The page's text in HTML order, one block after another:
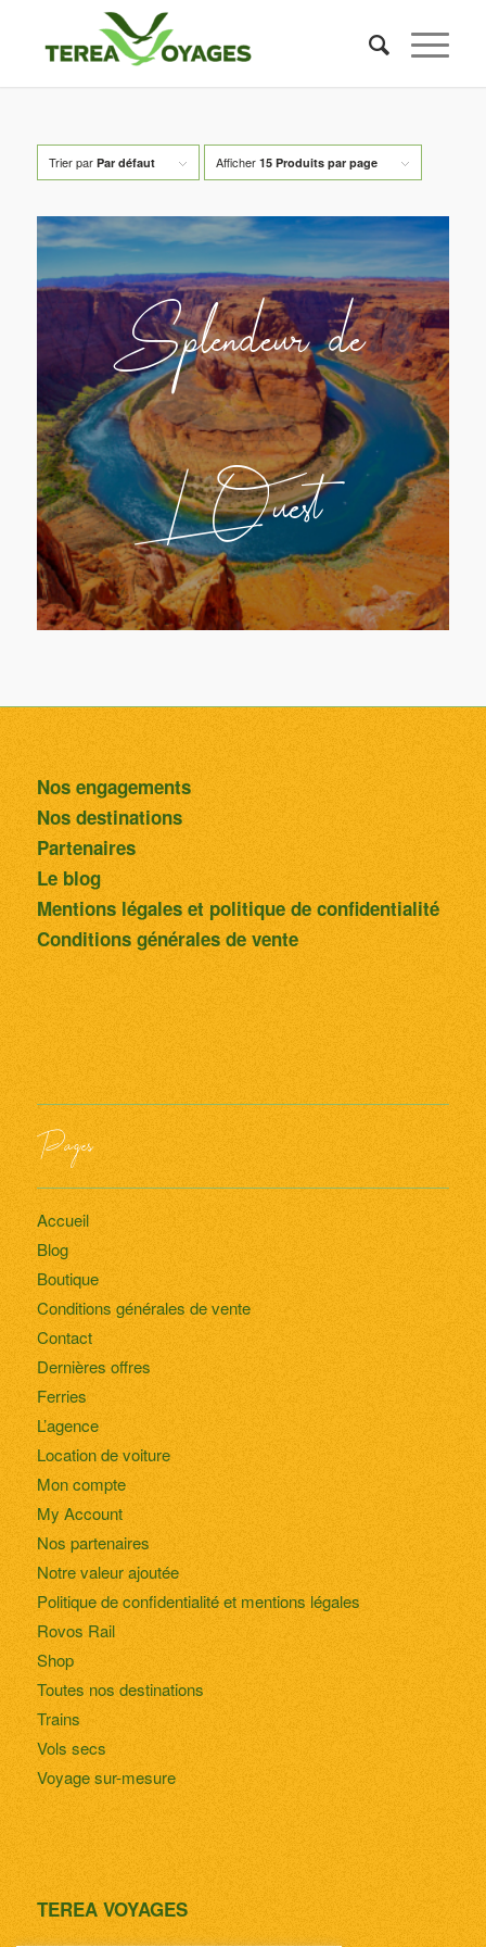
Trier par Par défaut Afficher 15 Produits par page
Splendeur de
L’Ouest
Nos engagements
Nos destinations
Partenaires
Le blog
Mentions légales et politique de confidentialité
Conditions générales de vente
Pages
Accueil
Blog
Boutique
Conditions générales de vente
Contact
Dernières offres
Ferries
L’agence
Location de voiture
Mon compte
My Account
Nos partenaires
Notre valeur ajoutée
Politique de confidentialité et mentions légales
Rovos Rail
Shop
Toutes nos destinations
Trains
Vols secs
Voyage sur-mesure
TEREA VOYAGES